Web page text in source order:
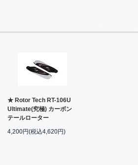
★ Rotor Tech RT-106U
Ultimate(究極) カーボン
テールローター
4,200円(税込4,620円)